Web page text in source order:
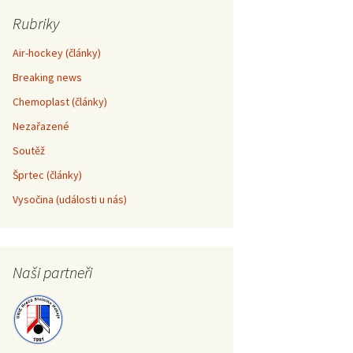
školy
informace
– Liga škol
školy
informace
nad Sázavou –
školy
Rubriky
Air-hockey (články)
Breaking news
Chemoplast (články)
Nezařazené
Soutěž
Šprtec (články)
Vysočina (události u nás)
Naši partneři